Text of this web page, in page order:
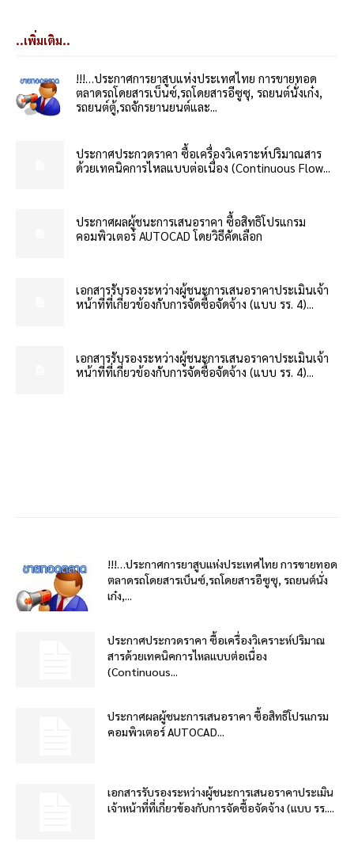
..เพิ่มเติม..
!!!…ประกาศการยาสูบแห่งประเทศไทย การขายทอด
ตลาดรถโดยสารเบ็นซ์,รถโดยสารอีซูซุ, รถยนต์นั่งเก๋ง,
รถยนต์ตู้,รถจักรยานยนต์และ...
ประกาศประกวดราคา ซื้อเครื่องวิเคราะห์ปริมาณสาร
ด้วยเทคนิคการไหลแบบต่อเนื่อง (Continuous Flow...
ประกาศผลผู้ชนะการเสนอราคา ซื้อสิทธิโปรแกรม
คอมพิวเตอร์ AUTOCAD โดยวิธีคัดเลือก
เอกสารรับรองระหว่างผู้ชนะการเสนอราคาประเมินเจ้า
หน้าที่ที่เกี่ยวข้องกับการจัดซื้อจัดจ้าง (แบบ รร. 4)...
เอกสารรับรองระหว่างผู้ชนะการเสนอราคาประเมินเจ้า
หน้าที่ที่เกี่ยวข้องกับการจัดซื้อจัดจ้าง (แบบ รร. 4)...
!!!…ประกาศการยาสูบแห่งประเทศไทย การขายทอด
ตลาดรถโดยสารเบ็นซ์,รถโดยสารอีซูซุ, รถยนต์นั่ง
เก๋ง,...
ประกาศประกวดราคา ซื้อเครื่องวิเคราะห์ปริมาณ
สารด้วยเทคนิคการไหลแบบต่อเนื่อง
(Continuous...
ประกาศผลผู้ชนะการเสนอราคา ซื้อสิทธิโปรแกรม
คอมพิวเตอร์ AUTOCAD...
เอกสารรับรองระหว่างผู้ชนะการเสนอราคาประเมิน
เจ้าหน้าที่ที่เกี่ยวข้องกับการจัดซื้อจัดจ้าง (แบบ รร....